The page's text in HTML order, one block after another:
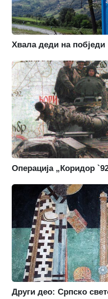
Хвала деди на побједи
Операција „Коридор
Други део: Српско